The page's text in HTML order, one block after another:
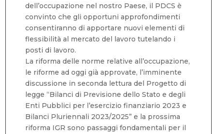
dell’occupazione nel nostro Paese, il PDCS è
convinto che gli opportuni approfondimenti
consentiranno di apportare nuovi elementi di
flessibilità al mercato del lavoro tutelando i
posti di lavoro.
La riforma delle norme relative all’occupazione,
le riforme ad oggi già approvate, l’imminente
discussione in seconda lettura del Progetto di
legge “Bilanci di Previsione dello Stato e degli
Enti Pubblici per l’esercizio finanziario 2023 e
Bilanci Pluriennali 2023/2025” e la prossima
riforma IGR sono passaggi fondamentali per il